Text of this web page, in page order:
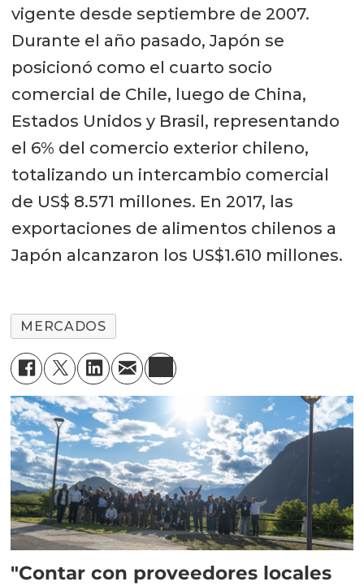
vigente desde septiembre de 2007.
Durante el año pasado, Japón se
posicionó como el cuarto socio
comercial de Chile, luego de China,
Estados Unidos y Brasil, representando
el 6% del comercio exterior chileno,
totalizando un intercambio comercial
de US$ 8.571 millones. En 2017, las
exportaciones de alimentos chilenos a
Japón alcanzaron los US$1.610 millones.
MERCADOS
"Contar con proveedores locales